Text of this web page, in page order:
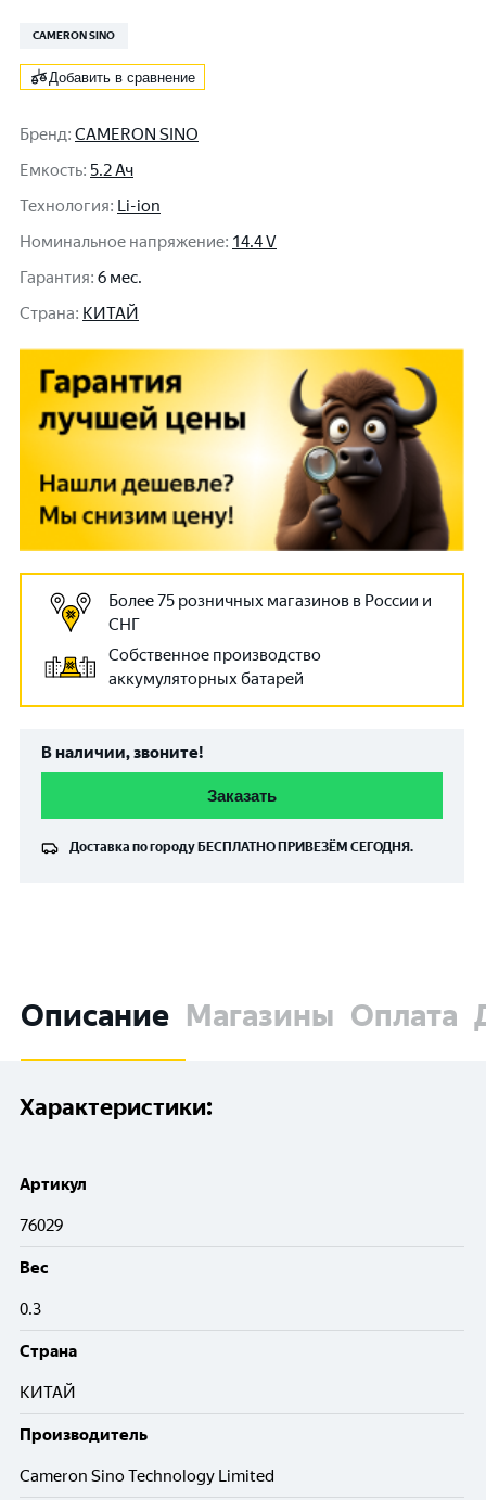
CAMERON SINO
Добавить в сравнение
Бренд: CAMERON SINO
Емкость: 5.2 Ач
Технология: Li-ion
Номинальное напряжение: 14.4 V
Гарантия: 6 мес.
Cтрана: КИТАЙ
Более 75 розничных магазинов в России и
СНГ
Собственное производство
аккумуляторных батарей
В наличии, звоните!
Заказать
Доставка по городу БЕСПЛАТНО ПРИВЕЗЁМ СЕГОДНЯ.
Описание Магазины Оплата
Характеристики:
Артикул
76029
Вес
0.3
Cтрана
КИТАЙ
Производитель
Cameron Sino Technology Limited